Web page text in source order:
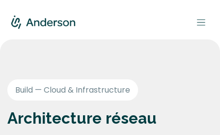
Build — Cloud & Infrastructure
Architecture réseau